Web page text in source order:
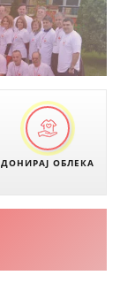
ДОНИРАЈ ОБЛЕКА